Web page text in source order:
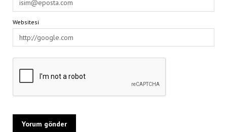
Websitesi